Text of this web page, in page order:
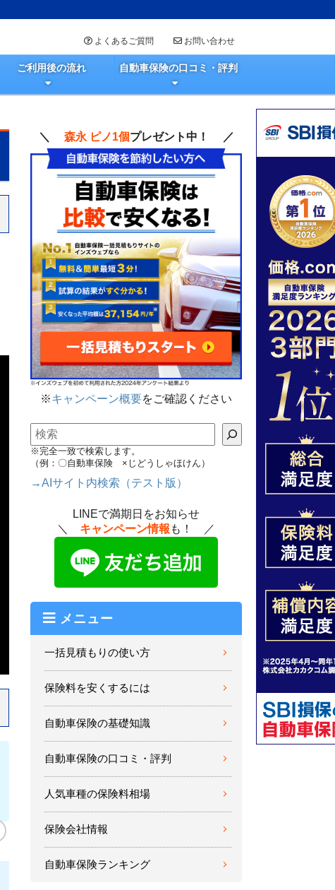
よくあるご質問 お問い合わせ
ご利用後の流れ 自動車保険の口コミ・評判
＼ 森永 ピノ1個プレゼント中！ ／
※キャンペーン概要をご確認ください
検索
※完全一致で検索します。
（例：〇自動車保険 ×じどうしゃほけん）
→AIサイト内検索（テスト版）
LINEで満期日をお知らせ
＼ キャンペーン情報 も！ ／
メニュー
一括見積もりの使い方
保険料を安くするには
自動車保険の基礎知識
自動車保険の口コミ・評判
人気車種の保険料相場
保険会社情報
自動車保険ランキング